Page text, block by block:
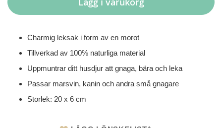
Charmig leksak i form av en morot
Tillverkad av 100% naturliga material
Uppmuntrar ditt husdjur att gnaga, bära och leka
Passar marsvin, kanin och andra små gnagare
Storlek: 20 x 6 cm